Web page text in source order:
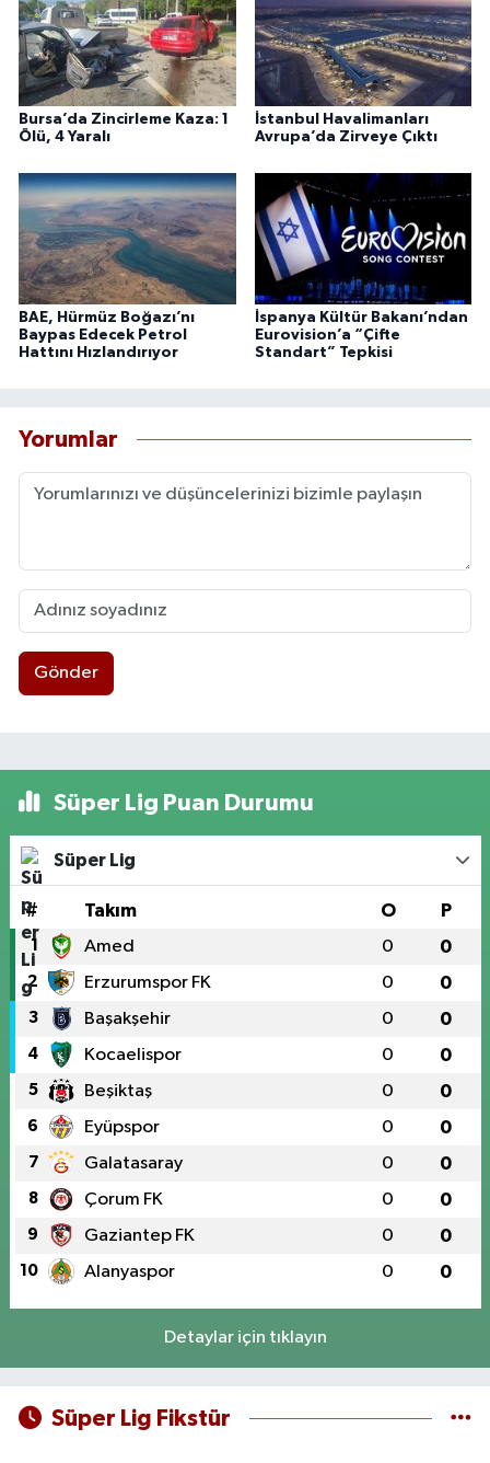
Bursa’da Zincirleme Kaza: 1
Ölü, 4 Yaralı
İstanbul Havalimanları
Avrupa’da Zirveye Çıktı
BAE, Hürmüz Boğazı’nı
Baypas Edecek Petrol
Hattını Hızlandırıyor
İspanya Kültür Bakanı’ndan
Eurovision’a “Çifte
Standart” Tepkisi
Yorumlar
Gönder
Süper Lig Puan Durumu
Süper Lig
# Takım O P
1 Amed 0 0
2 Erzurumspor FK 0 0
3 Başakşehir 0 0
4 Kocaelispor 0 0
5 Beşiktaş 0 0
6 Eyüpspor 0 0
7 Galatasaray 0 0
8 Çorum FK 0 0
9 Gaziantep FK 0 0
10 Alanyaspor 0 0
Detaylar için tıklayın
Süper Lig Fikstür